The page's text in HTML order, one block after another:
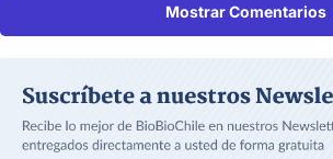
Mostrar Comentarios